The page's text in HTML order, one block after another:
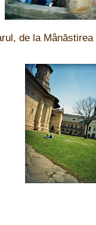
de la Mânăstirea